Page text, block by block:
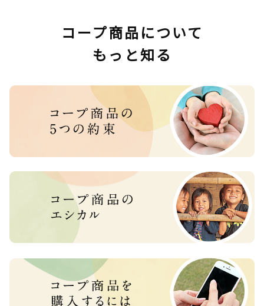
コープ商品について
もっと知る